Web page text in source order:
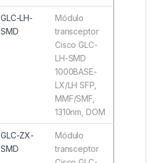
GLC-LH-
SMD
Módulo
transceptor
Cisco GLC-
LH-SMD
1000BASE-
LX/LH SFP,
MMF/SMF,
1310nm, DOM
GLC-ZX-
SMD
Módulo
transceptor